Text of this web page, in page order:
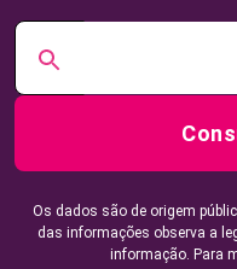
Os dados são de origem
das informações observa a
informação. Para